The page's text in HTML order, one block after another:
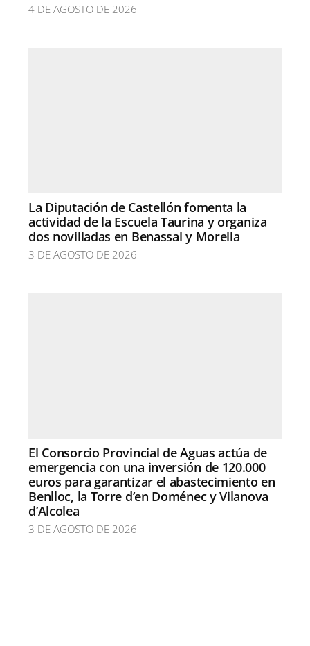
4 DE AGOSTO DE 2026
La Diputación de Castellón fomenta la
actividad de la Escuela Taurina y organiza
dos novilladas en Benassal y Morella
3 DE AGOSTO DE 2026
El Consorcio Provincial de Aguas actúa de
emergencia con una inversión de 120.000
euros para garantizar el abastecimiento en
Benlloc, la Torre d’en Doménec y Vilanova
d’Alcolea
3 DE AGOSTO DE 2026